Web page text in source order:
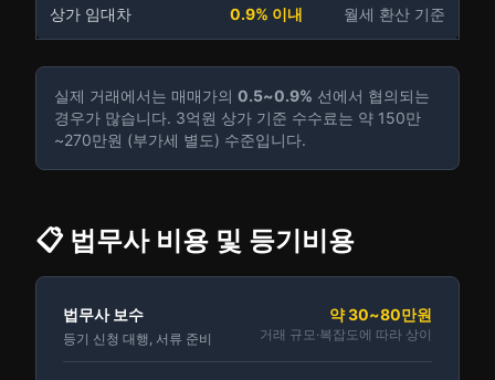
상가 임대차 0.9% 이내 월세 환산 기준
실제 거래에서는 매매가의 0.5~0.9% 선에서 협의되는
경우가 많습니다. 3억원 상가 기준 수수료는 약 150만
~270만원 (부가세 별도) 수준입니다.
📋 법무사 비용 및 등기비용
법무사 보수
등기 신청 대행, 서류 준비
약 30~80만원
거래 규모·복잡도에 따라 상이